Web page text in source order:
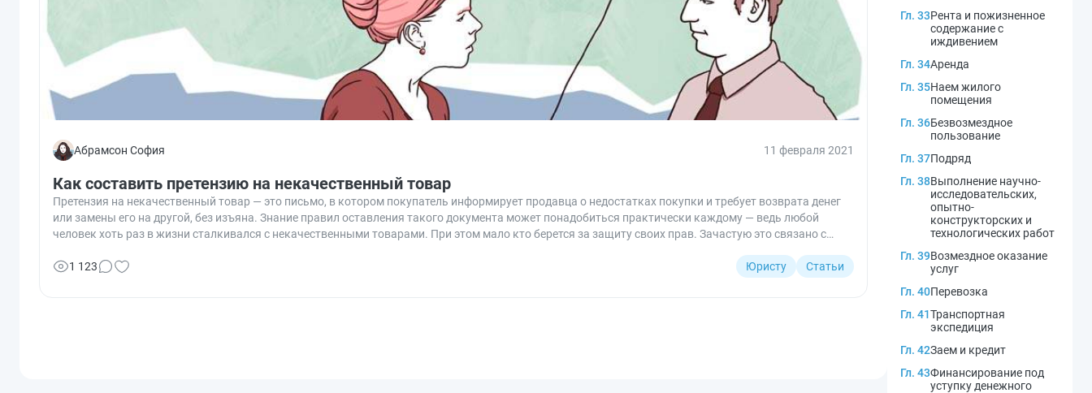
Абрамсон София 11 февраля 2021
Как составить претензию на некачественный товар
Претензия на некачественный товар — это письмо, в котором покупатель информирует продавца о недостатках покупки и требует возврата денег
или замены его на другой, без изъяна. Знание правил оставления такого документа может понадобиться практически каждому — ведь любой
человек хоть раз в жизни сталкивался с некачественными товарами. При этом мало кто берется за защиту своих прав. Зачастую это связано с
Юристу
Статьи
1 123
Гл. 33Рента и пожизненное
содержание с
иждивением
Гл. 34Аренда
Гл. 35Наем жилого
помещения
Гл. 36Безвозмездное
пользование
Гл. 37Подряд
Гл. 38Выполнение научно-
исследовательских,
опытно-
конструкторских и
технологических работ
Гл. 39Возмездное оказание
услуг
Гл. 40Перевозка
Гл. 41Транспортная
экспедиция
Гл. 42Заем и кредит
Гл. 43Финансирование под
уступку денежного